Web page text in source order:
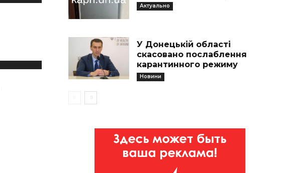
Актуально
У Донецькій області
скасовано послаблення
карантинного режиму
Новини